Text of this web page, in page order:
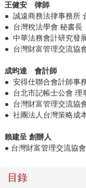
王健安 律師
● 誠遠商務法律事務所
● 台灣稅法學會 秘書長
● 中華法務會計研究發
● 台灣財富管理交流協
成昀達 會計師
● 安得仕聯合會計師事
● 台北市記帳士公會 理
● 台灣財富管理交流協
● 社團法人台灣策略成
賴建呈 創辦人
● 台灣財富管理交流協
目錄